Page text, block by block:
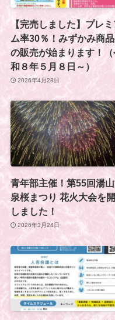
【完売しました】プレ
ム率30％！みずかみ商
の販売が始まります！（
和８年５月８日～）
2026年4月28日
青年部主催！第55回湯
泉桜まつり 花火大会を
しました！
2026年3月24日